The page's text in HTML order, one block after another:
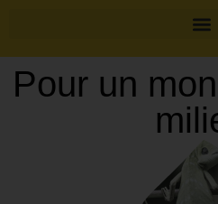
Pour un